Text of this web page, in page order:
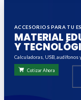
TODO PARA ESTUDIAR
VARIEDAD Y
CALIDAD
Artículos escolares y de